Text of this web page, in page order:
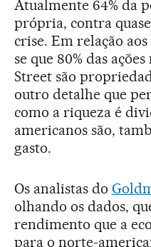
Atualmente 64% da
própria, contra
crise. Em relação
se que 80% das
Street são
outro detalhe que
como a riqueza é
americanos são,
gasto.
Os analistas do
olhando os dados,
rendimento que a
para o norte-